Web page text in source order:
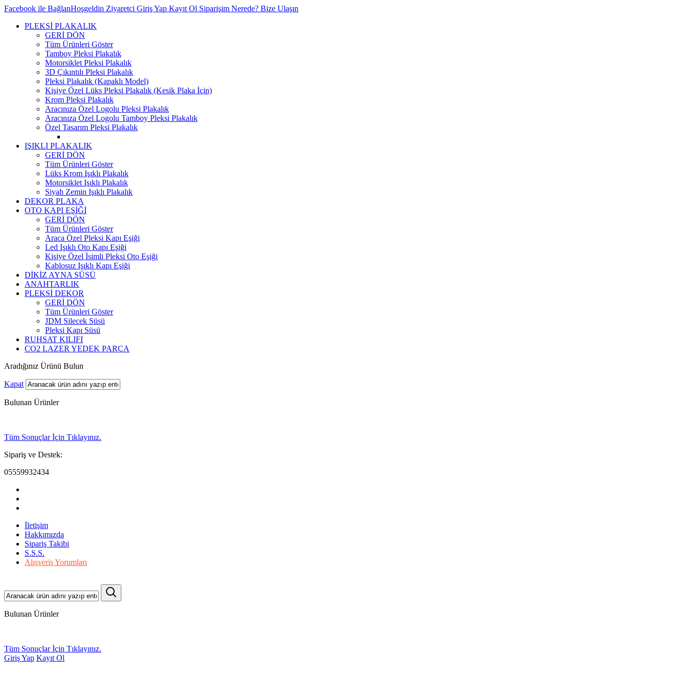
Facebook ile BağlanHoşgeldin Ziyaretçi Giriş Yap Kayıt Ol Siparişim Nerede? Bize Ulaşın
PLEKSİ PLAKALIK
GERİ DÖN
Tüm Ürünleri Göster
Tamboy Pleksi Plakalık
Motorsiklet Pleksi Plakalık
3D Çıkıntılı Pleksi Plakalık
Pleksi Plakalık (Kapaklı Model)
Kişiye Özel Lüks Pleksi Plakalık (Kesik Plaka İçin)
Krom Pleksi Plakalık
Aracınıza Özel Logolu Pleksi Plakalık
Aracınıza Özel Logolu Tamboy Pleksi Plakalık
Özel Tasarım Pleksi Plakalık
IŞIKLI PLAKALIK
GERİ DÖN
Tüm Ürünleri Göster
Lüks Krom Işıklı Plakalık
Motorsiklet Işıklı Plakalık
Siyah Zemin Işıklı Plakalık
DEKOR PLAKA
OTO KAPI EŞİĞİ
GERİ DÖN
Tüm Ürünleri Göster
Araca Özel Pleksi Kapı Eşiği
Led Işıklı Oto Kapı Eşiği
Kişiye Özel İsimli Pleksi Oto Eşiği
Kablosuz Işıklı Kapı Eşiği
DİKİZ AYNA SÜSÜ
ANAHTARLIK
PLEKSİ DEKOR
GERİ DÖN
Tüm Ürünleri Göster
JDM Silecek Süsü
Pleksi Kapı Süsü
RUHSAT KILIFI
CO2 LAZER YEDEK PARÇA
Aradığınız Ürünü Bulun
Kapat
Bulunan Ürünler
Tüm Sonuçlar İçin Tıklayınız.
Sipariş ve Destek:
05559932434
İletişim
Hakkımızda
Sipariş Takibi
S.S.S.
Alışveriş Yorumları
Bulunan Ürünler
Tüm Sonuçlar İçin Tıklayınız.
Giriş Yap Kayıt Ol